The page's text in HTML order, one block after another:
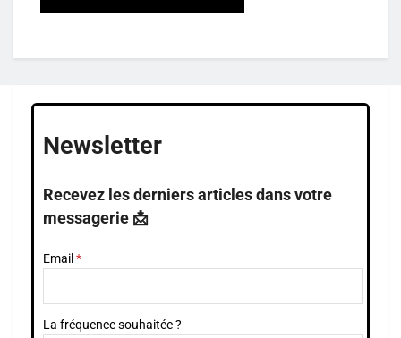
Newsletter
Recevez les derniers articles dans votre
messagerie 📩
Email
La fréquence souhaitée ?